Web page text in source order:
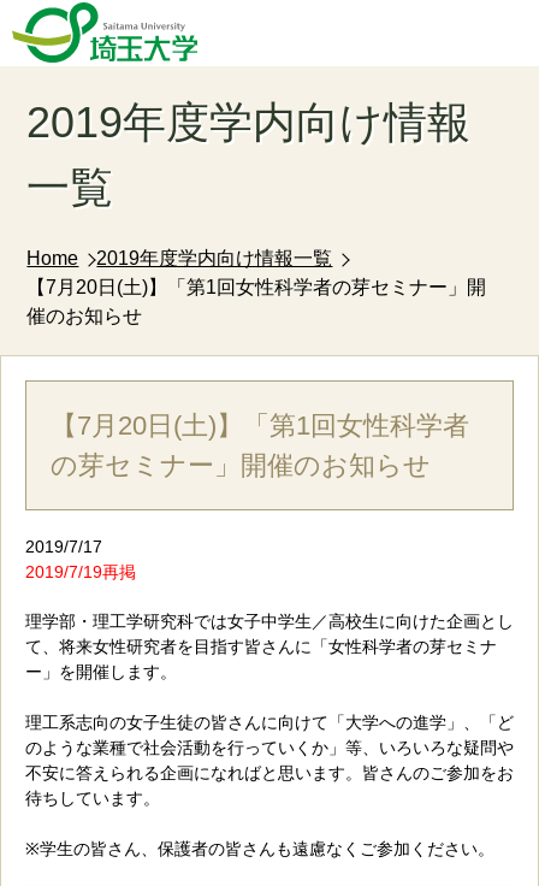
2019年度学内向け情報
一覧
Home
2019年度学内向け情報一覧
【7月20日(土)】「第1回女性科学者の芽セミナー」開
催のお知らせ
【7月20日(土)】「第1回女性科学者
の芽セミナー」開催のお知らせ
2019/7/17
2019/7/19再掲
理学部・理工学研究科では女子中学生／高校生に向けた企画とし
て、将来女性研究者を目指す皆さんに「女性科学者の芽セミナ
ー」を開催します。
理工系志向の女子生徒の皆さんに向けて「大学への進学」、「ど
のような業種で社会活動を行っていくか」等、いろいろな疑問や
不安に答えられる企画になればと思います。皆さんのご参加をお
待ちしています。
※学生の皆さん、保護者の皆さんも遠慮なくご参加ください。